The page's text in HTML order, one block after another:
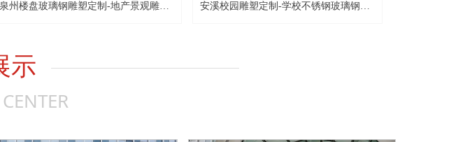
示
泉州楼盘玻璃钢雕塑定制-地产景观雕塑
安溪校园雕塑定制-学校不锈钢玻璃钢雕